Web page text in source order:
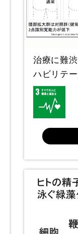
治療に難
ハビリテ